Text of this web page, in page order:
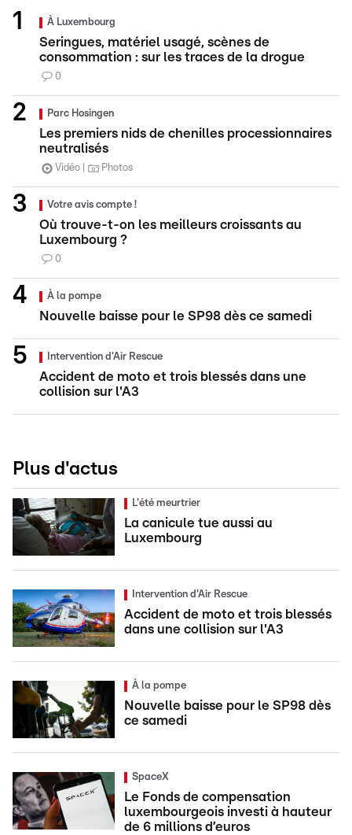
À Luxembourg
Seringues, matériel usagé, scènes de
consommation : sur les traces de la drogue
0
Parc Hosingen
Les premiers nids de chenilles processionnaires
neutralisés
Vidéo Photos
Votre avis compte !
Où trouve-t-on les meilleurs croissants au
Luxembourg ?
0
À la pompe
Nouvelle baisse pour le SP98 dès ce samedi
Intervention d'Air Rescue
Accident de moto et trois blessés dans une
collision sur l'A3
Plus d'actus
L'été meurtrier
La canicule tue aussi au
Luxembourg
Intervention d'Air Rescue
Accident de moto et trois blessés
dans une collision sur l'A3
À la pompe
Nouvelle baisse pour le SP98 dès
ce samedi
SpaceX
Le Fonds de compensation
luxembourgeois investi à hauteur
de 6 millions d’euros